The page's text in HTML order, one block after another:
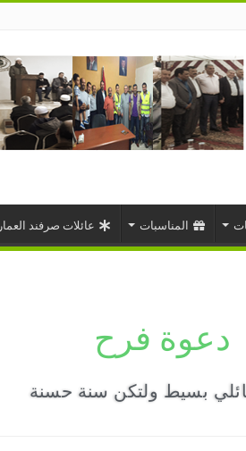
المناسبات عائلات صرفند العمار
دعوة فرح
بسيط ولتكن سنة حسنة